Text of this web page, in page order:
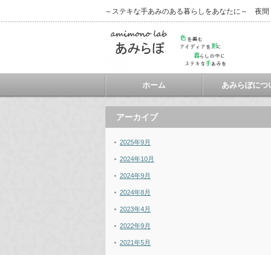
～ステキな手あみのある暮らしをあなたに～ 夜
ホーム あみらぼにつ
アーカイブ
2025年9月
2024年10月
2024年9月
2024年8月
2023年4月
2022年9月
2021年5月